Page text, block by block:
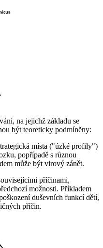
na jejichž základu se
být teoreticky podmíněny:
místa ("úzké profily")
popřípadě s různou
může být virový zánět.
příčinami,
možnosti. Příkladem
duševních funkcí dětí,
příčin.